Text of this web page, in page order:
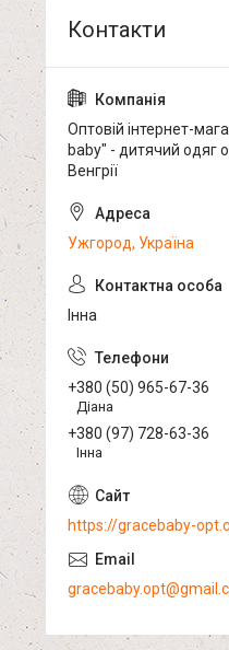
Оптовій інтернет-
baby" - дитячий одяг
Венгрії
Ужгород, Україна
Інна
+380 (50) 965-67-36
Діана
+380 (97) 728-63-36
Інна
https://gracebaby-